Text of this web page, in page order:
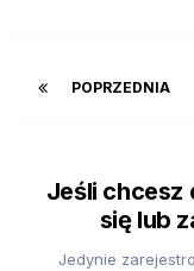
POPRZEDNIA
Jeśli chcesz
się lub
Jedynie